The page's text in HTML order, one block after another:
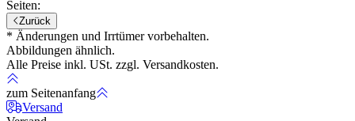
Seiten:
Zurück
* Änderungen und Irrtümer vorbehalten.
Abbildungen ähnlich.
Alle Preise inkl. USt. zzgl. Versandkosten.
zum Seitenanfang
Versand